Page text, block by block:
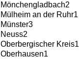
Mönchengladbach2
Mülheim an der Ruhr1
Münster3
Neuss2
Oberbergischer Kreis1
Oberhausen1